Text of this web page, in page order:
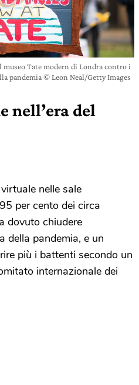
museo Tate modern di Londra contro i
pandemia © Leon Neal/Getty Images
nell’era del
nelle sale
per cento dei circa
dovuto chiudere
della pandemia, e un
più i battenti secondo un
internazionale dei